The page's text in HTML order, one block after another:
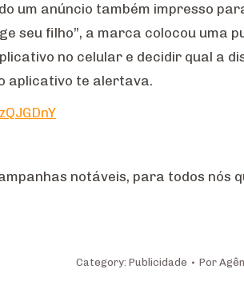
um anúncio também impresso
seu filho”, a marca colocou
no celular e decidir qual a
aplicativo te alertava.
notáveis, para todos nós
Category: Publicidade Por